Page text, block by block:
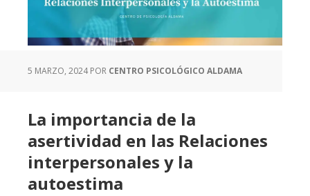
5 MARZO, 2024POR CENTRO PSICOLÓGICO ALDAMA
La importancia de la
asertividad en las Relaciones
interpersonales y la
autoestima